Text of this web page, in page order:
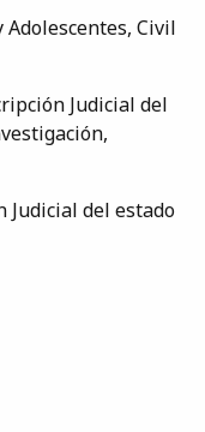
Civil
Judicial del
Judicial del estado